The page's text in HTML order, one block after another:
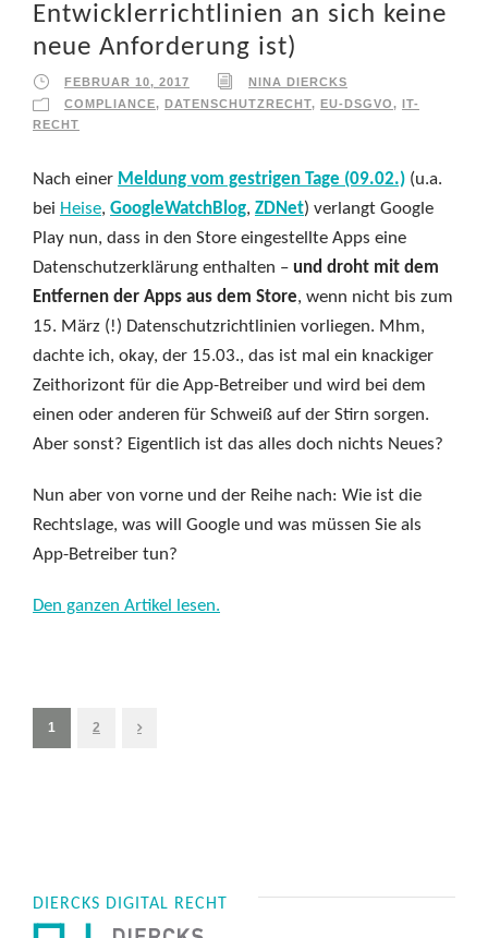
Entwicklerrichtlinien an sich keine
neue Anforderung ist)
FEBRUAR 10, 2017
NINA DIERCKS
COMPLIANCE, DATENSCHUTZRECHT, EU-DSGVO,
IT-
RECHT
Nach einer Meldung vom gestrigen Tage (09.02.) (u.a.
bei Heise, GoogleWatchBlog, ZDNet) verlangt Google
Play nun, dass in den Store eingestellte Apps eine
Datenschutzerklärung enthalten – und droht mit dem
Entfernen der Apps aus dem Store, wenn nicht bis zum
15. März (!) Datenschutzrichtlinien vorliegen. Mhm,
dachte ich, okay, der 15.03., das ist mal ein knackiger
Zeithorizont für die App-Betreiber und wird bei dem
einen oder anderen für Schweiß auf der Stirn sorgen.
Aber sonst? Eigentlich ist das alles doch nichts Neues?
Nun aber von vorne und der Reihe nach: Wie ist die
Rechtslage, was will Google und was müssen Sie als
App-Betreiber tun?
Den ganzen Artikel lesen.
1 2
DIERCKS DIGITAL RECHT